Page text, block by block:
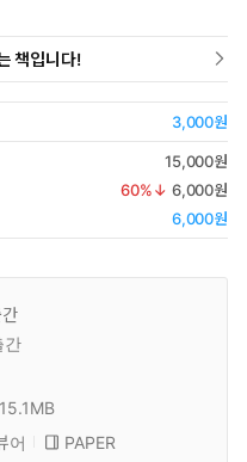
책입니다!
3,000원
15,000원
60%↓ 6,000원
6,000원
간
15.1MB
어
PAPER